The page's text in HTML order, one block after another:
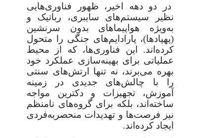
در دو دهه اخیر، ظهور فناوری‌هایی
نظیر سیستم‌های سایبری، رباتیک و
به‌ویژه هواپیماهای بدون سرنشین
(پهپادها)، پارادایم‌های جنگی را متحول
کرده‌اند. این فناوری‌ها، که از محیط
عملیاتی برای بهینه‌سازی عملکرد خود
بهره می‌برند، نه تنها ارتش‌های سنتی
را با چالش‌های جدیدی در زمینه
آموزش، تجهیزات و دکترین مواجه
ساخته‌اند، بلکه برای گروه‌های نامنظم
نیز فرصت‌ها و تهدیدات منحصربه‌فردی
ایجاد کرده‌اند.